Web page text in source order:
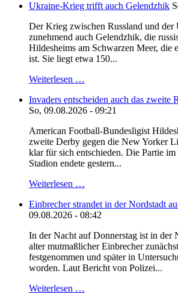
Ukraine-Krieg trifft auch Gelendzhik
Der Krieg zwischen Russland und
zunehmend auch Gelendzhik, die
Hildesheims am Schwarzen Meer, die
ist. Sie liegt etwa 150...
Weiterlesen …
Invaders entscheiden auch das zweite
So, 09.08.2026 - 09:21
American Football-Bundesligist
zweite Derby gegen die New Yorker
klar für sich entschieden. Die Partie
Stadion endete gestern...
Weiterlesen …
Einbrecher strandet in der Nordstadt
09.08.2026 - 08:42
In der Nacht auf Donnerstag ist in der
alter mutmaßlicher Einbrecher
festgenommen und später in
worden. Laut Bericht von Polizei...
Weiterlesen …